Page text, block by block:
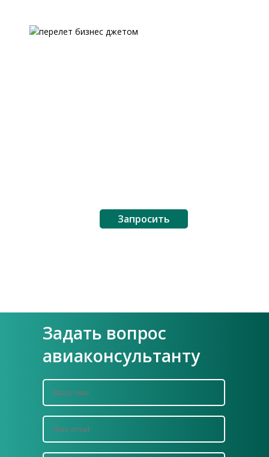
Запросить
Задать вопрос
авиаконсультанту